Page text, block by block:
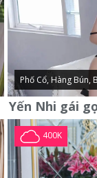
Phố Cổ, Hàng Bún,
400K